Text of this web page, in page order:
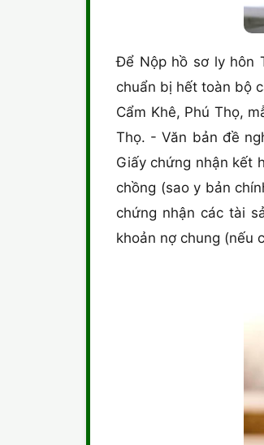
Để Nộp hồ sơ ly hôn
chuẩn bị hết toàn bộ
Cẩm Khê, Phú Thọ,
Thọ. - Văn bản đề
Giấy chứng nhận kết
chồng (sao y bản
chứng nhận các tài
khoản nợ chung (nếu